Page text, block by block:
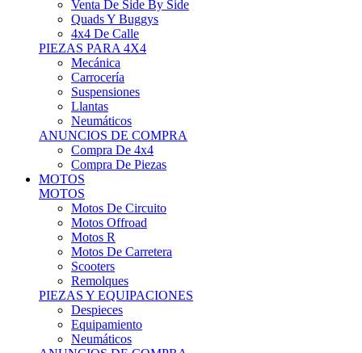
Motos R
Motos De Carretera
Scooters
Remolques
PIEZAS Y EQUIPACIONES
Despieces
Equipamiento
Neumáticos
ANUNCIOS DE COMPRA
Compra Motos
Compra Piezas
ASISTENCIA Y TALLER
ASISTENCIA Y TALLER
Camiones
Autobuses
Furgonetas
Venta De Remolques
Alquiler De Remolques O Furgones
Carpas
Herramientas
ANUNCIOS DE COMPRA
Compra De Vehículos
Compra De Herramientas